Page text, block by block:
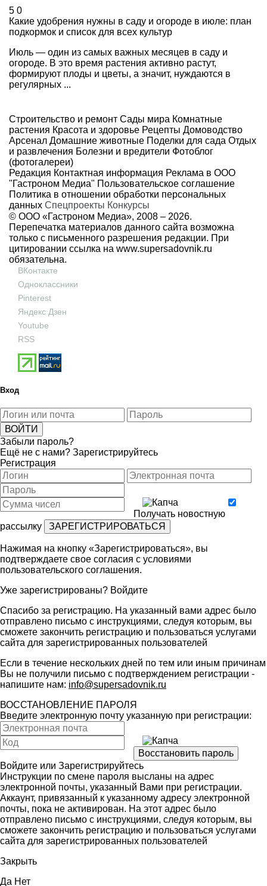
5 0
Какие удобрения нужны в саду и огороде в июле: план
подкормок и список для всех культур
Июль — один из самых важных месяцев в саду и
огороде. В это время растения активно растут,
формируют плоды и цветы, а значит, нуждаются в
регулярных ...
Строительство и ремонт Сады мира Комнатные
растения Красота и здоровье Рецепты Домоводство
Арсенал Домашние животные Поделки для сада Отдых
и развлечения Болезни и вредители Фотоблог
(фотогалереи)
Редакция Контактная информация Реклама в ООО
"Гастроном Медиа" Пользовательское соглашение
Политика в отношении обработки персональных
данных Спецпроекты Конкурсы
© ООО «Гастроном Медиа», 2008 – 2026.
Перепечатка материалов данного сайта возможна
только с письменного разрешения редакции. При
цитировании ссылка на www.supersadovnik.ru
обязательна.
ВКонтакте
Одноклассники
Pinterest
Яндекс Дзен
Youtube
RSS
Вход
Забыли пароль?
Ещё не с нами? Зарегистрируйтесь
Регистрация
Получать новостную
рассылку
Нажимая на кнопку «Зарегистрироваться», вы
подтверждаете свое согласия с условиями
пользовательского соглашения.
Уже зарегистрированы? Войдите
Спасибо за регистрацию. На указанный вами адрес было
отправлено письмо с инструкциями, следуя которым, вы
сможете закончить регистрацию и пользоваться услугами
сайта для зарегистрированных пользователей
Если в течение нескольких дней по тем или иным причинам
Вы не получили письмо с подтверждением регистрации -
напишите нам: info@supersadovnik.ru
ВОССТАНОВЛЕНИЕ ПАРОЛЯ
Введите электронную почту указанную при регистрации:
Войдите или Зарегистрируйтесь
Инструкции по смене пароля высланы на адрес
электронной почты, указанный Вами при регистрации.
Аккаунт, привязанный к указанному адресу электронной
почты, пока не активирован. На этот адрес было
отправлено письмо с инструкциями, следуя которым, вы
сможете закончить регистрацию и пользоваться услугами
сайта для зарегистрированных пользователей
Закрыть
Да Нет